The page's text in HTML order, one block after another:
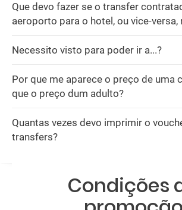
Que devo fazer se o transfer
aeroporto para o hotel, ou vice-versa,
Necessito visto para poder ir a...?
Por que me aparece o preço de uma
que o preço dum adulto?
Quantas vezes devo imprimir o
transfers?
Condições